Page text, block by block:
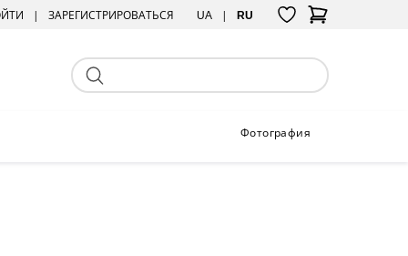
ЗАРЕГИСТРИРОВАТЬСЯ UA RU
Фотография